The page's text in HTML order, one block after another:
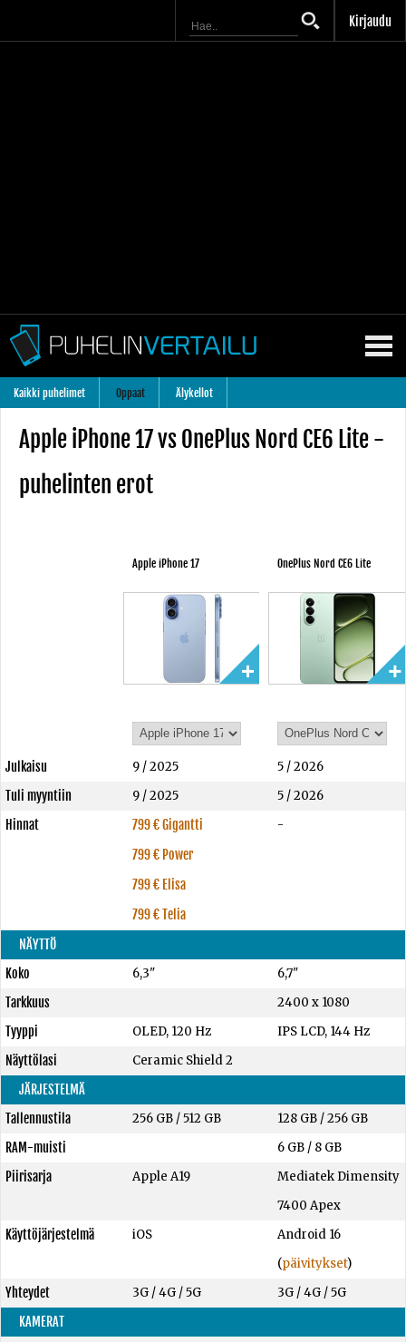
Kirjaudu
Kaikki puhelimet Oppaat Älykellot
Apple iPhone 17 vs OnePlus Nord CE6 Lite -
puhelinten erot
Apple iPhone 17 OnePlus Nord CE6 Lite
Julkaisu 9 / 2025
5 / 2026
Tuli myyntiin
9 / 2025
5 / 2026
Hinnat
799 € Gigantti
799 € Power
799 € Elisa
799 € Telia
-
NÄYTTÖ
Koko
6,3"
6,7"
Tarkkuus
2400 x 1080
Tyyppi
OLED, 120 Hz
IPS LCD, 144 Hz
Näyttölasi
Ceramic Shield 2
JÄRJESTELMÄ
Tallennustila
256 GB/512 GB 128 GB /256 GB
RAM-muisti
6 GB / 8 GB
Piirisarja
Apple A19
Mediatek Dimensity
7400 Apex
Käyttöjärjestelmä
iOS
Android 16
(päivitykset)
Yhteydet
3G / 4G / 5G
3G / 4G / 5G
KAMERAT